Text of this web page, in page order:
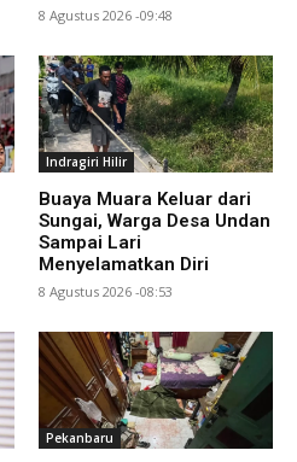
8 Agustus 2026 -09:48
Indragiri Hilir
Buaya Muara Keluar dari
Sungai, Warga Desa Undan
Sampai Lari
Menyelamatkan Diri
8 Agustus 2026 -08:53
Pekanbaru